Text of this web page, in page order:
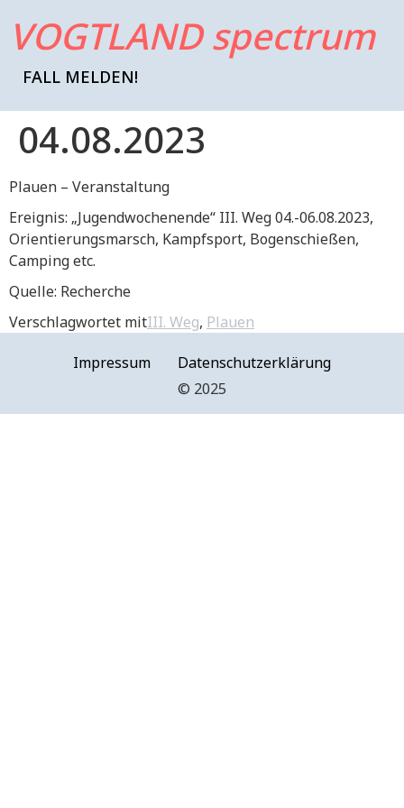
VOGTLAND spectrum
FALL MELDEN!
04.08.2023
Plauen – Veranstaltung
Ereignis: „Jugendwochenende“ III. Weg 04.-06.08.2023,
Orientierungsmarsch, Kampfsport, Bogenschießen,
Camping etc.
Quelle: Recherche
Verschlagwortet mitIII. Weg, Plauen
Impressum
Datenschutzerklärung
©️ 2025